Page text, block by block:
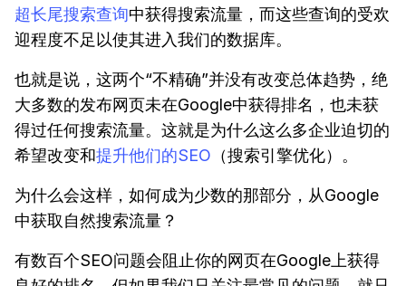
超长尾搜索查询中获得搜索流量，而这些查询的受欢
迎程度不足以使其进入我们的数据库。
也就是说，这两个“不精确”并没有改变总体趋势，绝
大多数的发布网页未在Google中获得排名，也未获
得过任何搜索流量。这就是为什么这么多企业迫切的
希望改变和提升他们的SEO （搜索引擎优化）。
为什么会这样，如何成为少数的那部分，从Google
中获取自然搜索流量？
有数百个SEO问题会阻止你的网页在Google上获得